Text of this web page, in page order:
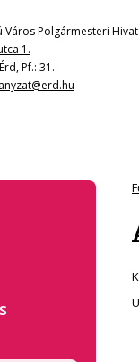
Város Polgármesteri
1.
Pf.: 31.